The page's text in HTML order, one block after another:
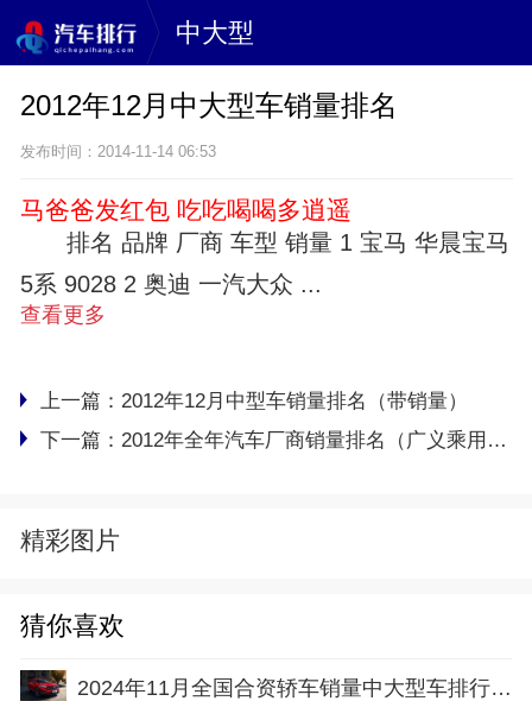
中大型
2012年12月中大型车销量排名
发布时间：2014-11-14 06:53
马爸爸发红包 吃吃喝喝多逍遥
排名 品牌 厂商 车型 销量 1 宝马 华晨宝马
5系 9028 2 奥迪 一汽大众 ...
查看更多
上一篇： 2012年12月中型车销量排名（带销量）
下一篇： 2012年全年汽车厂商销量排名（广义乘用车）
精彩图片
猜你喜欢
2024年11月全国合资轿车销量中大型车排行榜完整版(批发量